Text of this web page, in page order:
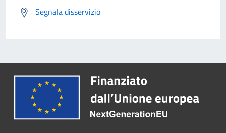
Segnala disservizio